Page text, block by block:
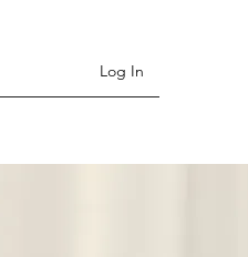
Log In